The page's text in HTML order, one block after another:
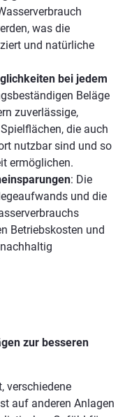
was die
und natürliche
bei jedem
Beläge
zuverlässige,
die auch
nutzbar sind und so
ermöglichen.
: Die
und die
Betriebskosten und
zur besseren
verschiedene
auf anderen Anlagen